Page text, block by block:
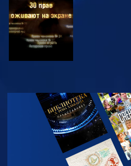
СМОТРЕТЬ